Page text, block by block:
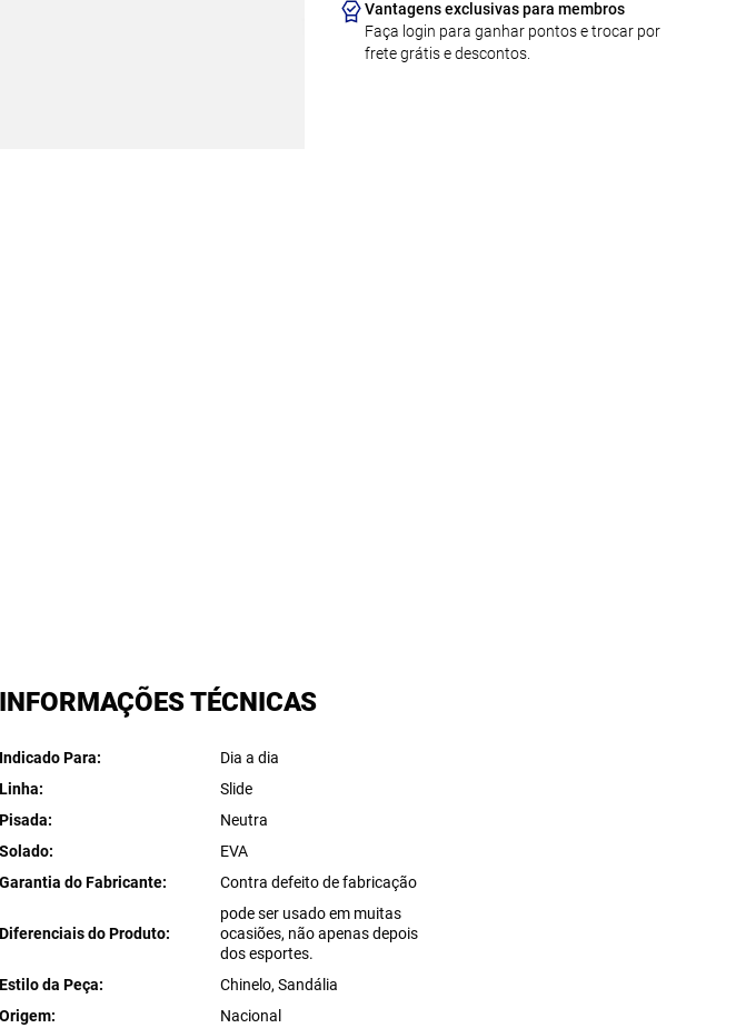
Vantagens exclusivas para membros
Faça login para ganhar pontos e trocar por
frete grátis e descontos.
INFORMAÇÕES TÉCNICAS
Indicado Para
Dia a dia
Linha
Slide
Pisada
Neutra
Solado
EVA
Garantia do Fabricante
Contra defeito de fabricação
Diferenciais do Produto
pode ser usado em muitas
ocasiões, não apenas depois
dos esportes.
Estilo da Peça
Chinelo, Sandália
Origem
Nacional